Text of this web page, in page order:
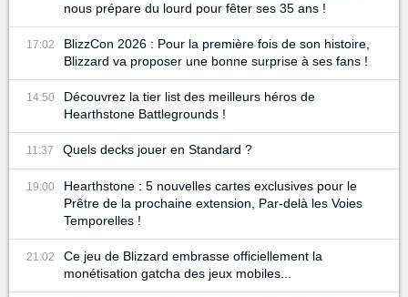
nous prépare du lourd pour fêter ses 35 ans !
17:02
BlizzCon 2026 : Pour la première fois de son histoire,
Blizzard va proposer une bonne surprise à ses fans !
14:50
Découvrez la tier list des meilleurs héros de
Hearthstone Battlegrounds !
11:37 Quels decks jouer en Standard ?
19:00
Hearthstone : 5 nouvelles cartes exclusives pour le
Prêtre de la prochaine extension, Par-delà les Voies
Temporelles !
21:02
Ce jeu de Blizzard embrasse officiellement la
monétisation gatcha des jeux mobiles...